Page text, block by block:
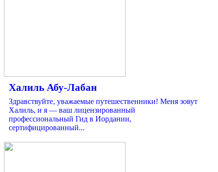
Халиль Абу-Лабан
Здравствуйте, уважаемые путешественники! Меня зовут
Халиль, и я — ваш лицензированный
профессиональный Гид в Иордании,
сертифицированный...